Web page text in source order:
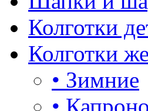
Колготки
Колготки
• Зимние
•